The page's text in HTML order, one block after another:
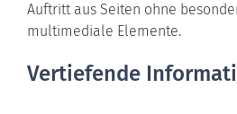
Auftritt aus Seiten ohne
multimediale Elemente.
Vertiefende